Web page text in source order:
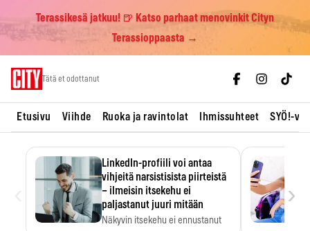
Terassikesä jatkuu! 🍺 Katso parhaat menovinkit Cityn
Terassioppaasta →
Tätä et odottanut
Etusivu Viihde Ruoka ja ravintolat Ihmissuhteet SYÖ!-
LinkedIn-profiili voi antaa
vihjeitä narsistisista piirteistä
– ilmeisin itsekehu ei
paljastanut juuri mitään
Näkyvin itsekehu ei ennustanut
›